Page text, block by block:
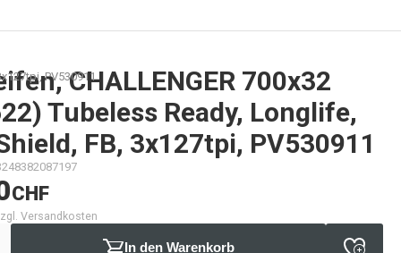
PV530911
CHALLENGER 700x32
Tubeless Ready, Longlife,
FB, 3x127tpi, PV530911
CHF
Versandkosten
In den Warenkorb